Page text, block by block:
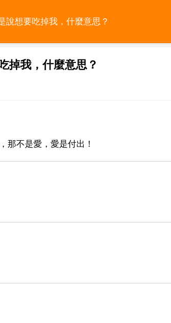
說想要吃掉我，什麼意思？
掉我，什麼意思？
那不是愛，愛是付出！